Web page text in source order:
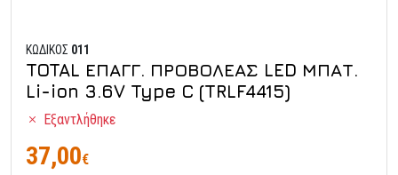
ΚΩΔΙΚΟΣ 011
TOTAL ΕΠΑΓΓ. ΠΡΟΒΟΛΕΑΣ LED ΜΠΑΤ.
Li-ion 3.6V Type C (TRLF4415)
Εξαντλήθηκε
37,00€